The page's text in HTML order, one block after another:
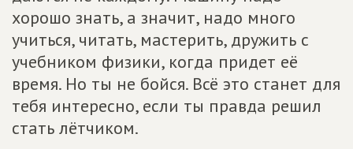
хорошо знать, а значит, надо много
учиться, читать, мастерить, дружить с
учебником физики, когда придет её
время. Но ты не бойся. Всё это станет для
тебя интересно, если ты правда решил
стать лётчиком.